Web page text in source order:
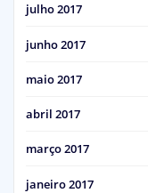
julho 2017
junho 2017
maio 2017
abril 2017
março 2017
janeiro 2017